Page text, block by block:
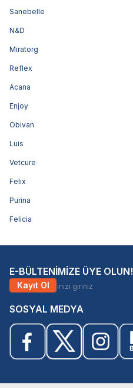
Sanebelle
N&D
Miratorg
Reflex
Acana
Enjoy
Obivan
Luis
Vetcure
Felix
Purina
Felicia
E-BÜLTENİMİZE ÜYE OLUN!
Kayıt Ol
SOSYAL MEDYA